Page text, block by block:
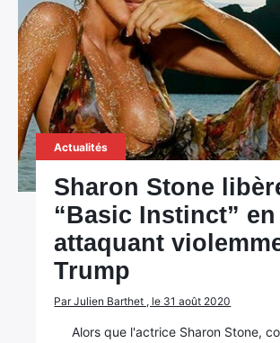
Actualités
Sharon Stone
“Basic Instinct” en
attaquant
Trump
Par Julien Barthet , le 31 août 2020
Alors que l'actrice Sharon Stone,
Rechercher
: